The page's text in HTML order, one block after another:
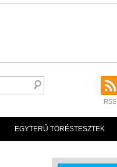
RSS
EGYTERŰ TÖRÉSTESZTEK